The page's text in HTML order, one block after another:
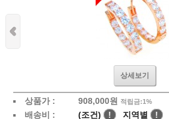
상세보기
상품가 : 908,000원 적립금:1%
배송비 : (조건) ! 지역별 !